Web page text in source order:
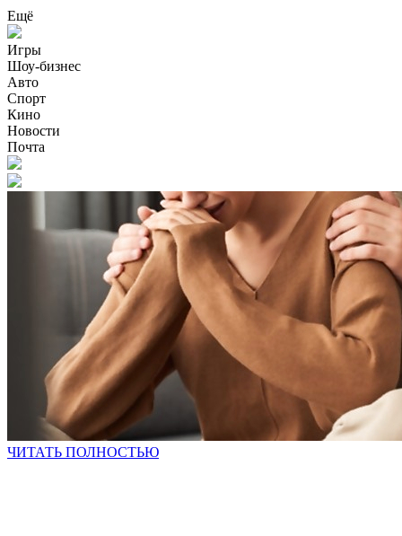
Ещё
Игры
Шоу-бизнес
Авто
Спорт
Кино
Новости
Почта
ЧИТАТЬ ПОЛНОСТЬЮ